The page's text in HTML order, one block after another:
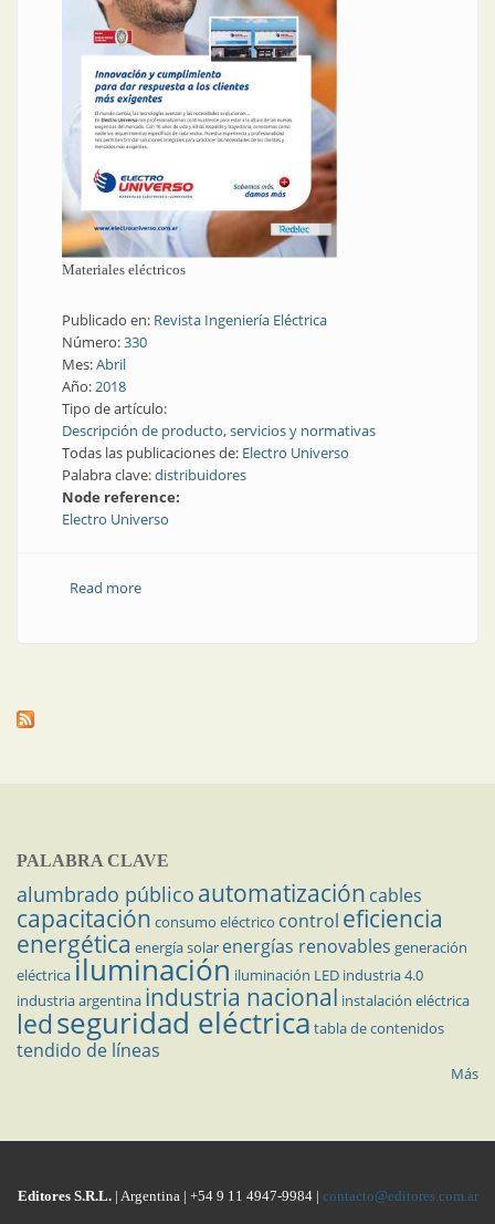
Materiales eléctricos
Publicado en: Revista Ingeniería Eléctrica
Número:330
Mes:Abril
Año:2018
Tipo de artículo:
Descripción de producto, servicios y normativas
Todas las publicaciones de: Electro Universo
Palabra clave:distribuidores
Node reference:
Electro Universo
Read moreabout Distribuidores
PALABRA CLAVE
alumbrado público automatización cables
capacitación consumo eléctrico control eficiencia
energética energía solar energías renovables generación
eléctricailuminación iluminación LED industria 4.0
industria argentina industria nacional instalación eléctrica
ledseguridad eléctrica tabla de contenidos
tendido de líneas
Más
Editores S.R.L.| Argentina | +54 9 11 4947-9984 | contacto@editores.com.ar